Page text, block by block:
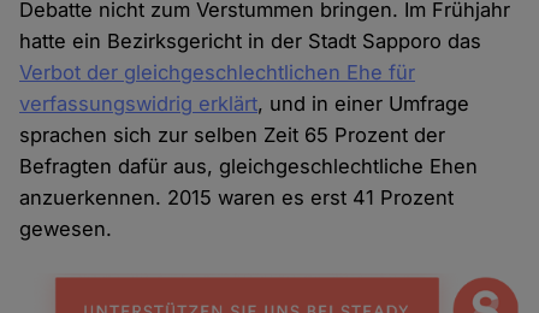
Debatte nicht zum Verstummen bringen. Im Frühjahr
hatte ein Bezirksgericht in der Stadt Sapporo das
Verbot der gleichgeschlechtlichen Ehe für
verfassungswidrig erklärt, und in einer Umfrage
sprachen sich zur selben Zeit 65 Prozent der
Befragten dafür aus, gleichgeschlechtliche Ehen
anzuerkennen. 2015 waren es erst 41 Prozent
gewesen.